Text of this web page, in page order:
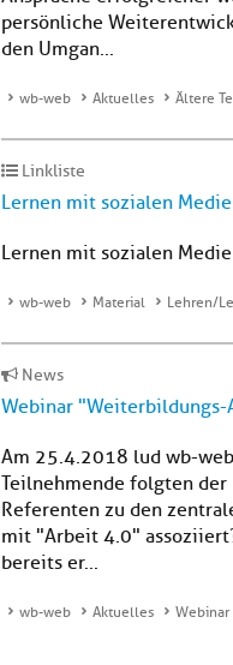
persönliche
den Umgan...
wb-web Aktuelles Ältere
Linkliste
Lernen mit sozialen
Lernen mit sozialen
wb-web Material Lehren/
News
Webinar
Am 25.4.2018 lud wb-
Teilnehmende folgten der
Referenten zu den
mit "Arbeit 4.0"
bereits er...
wb-web Aktuelles